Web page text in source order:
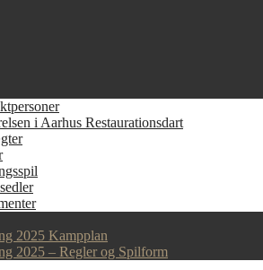
i Aarhus Restaurationsdart
2025 Kampplan
2025 – Regler og Spilform